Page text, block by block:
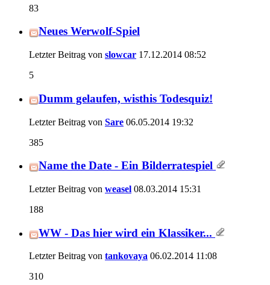
83
Neues Werwolf-Spiel
Letzter Beitrag von slowcar 17.12.2014 08:52
5
Dumm gelaufen, wisthis Todesquiz!
Letzter Beitrag von Sare 06.05.2014 19:32
385
Name the Date - Ein Bilderratespiel
Letzter Beitrag von weasel 08.03.2014 15:31
188
WW - Das hier wird ein Klassiker...
Letzter Beitrag von tankovaya 06.02.2014 11:08
310